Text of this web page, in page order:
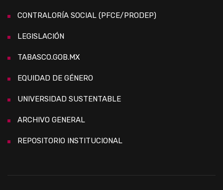
CONTRALORÍA SOCIAL (PFCE/PRODEP)
LEGISLACIÓN
TABASCO.GOB.MX
EQUIDAD DE GÉNERO
UNIVERSIDAD SUSTENTABLE
ARCHIVO GENERAL
REPOSITORIO INSTITUCIONAL